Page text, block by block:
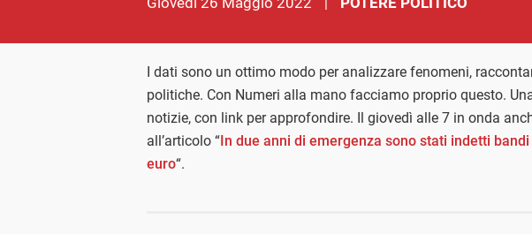
I dati sono un ottimo modo per analizzare fenomeni,
politiche. Con Numeri alla mano facciamo proprio questo.
notizie, con link per approfondire. Il giovedì alle 7 in onda
all’articolo “In due anni di emergenza sono stati indetti
euro“.